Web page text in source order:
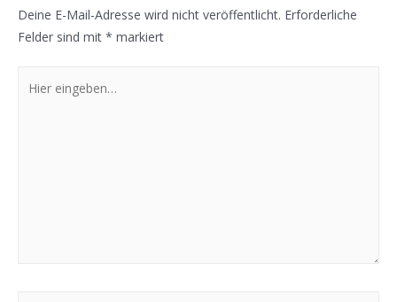
Deine E-Mail-Adresse wird nicht veröffentlicht. Erforderliche
Felder sind mit * markiert
eingeben…